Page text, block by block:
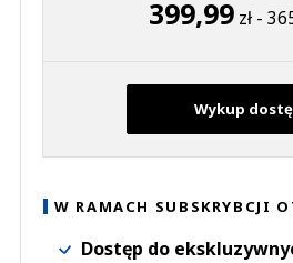
399,99zł -
Wykup
W RAMACH SUBSKRYBCJI
Dostęp do